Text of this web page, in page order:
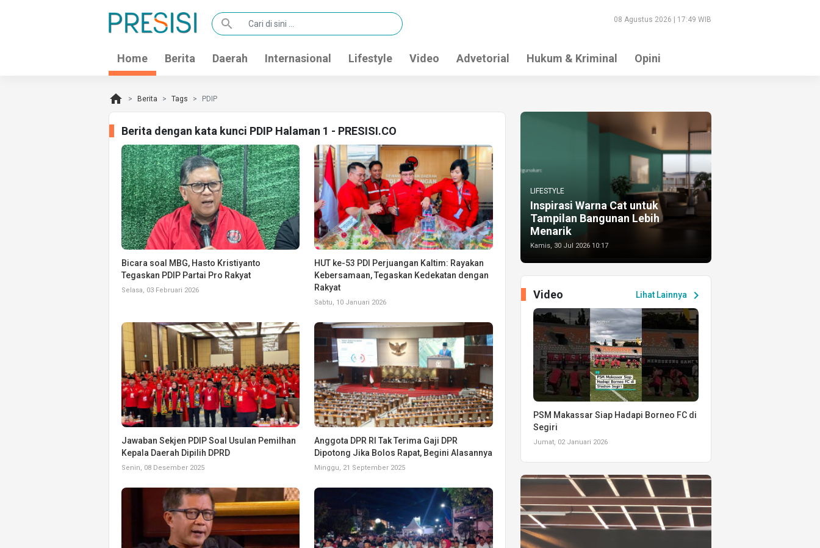
search 08 Agustus 2026 | 17:49 WIB
Home Berita Daerah Internasional Lifestyle Video Advetorial Hukum & Kriminal Opini
home Berita Tags PDIP
Berita dengan kata kunci PDIP Halaman 1 - PRESISI.CO
Bicara soal MBG, Hasto Kristiyanto
Tegaskan PDIP Partai Pro Rakyat
Selasa, 03 Februari 2026
HUT ke-53 PDI Perjuangan Kaltim: Rayakan
Kebersamaan, Tegaskan Kedekatan dengan
Rakyat
Sabtu, 10 Januari 2026
Jawaban Sekjen PDIP Soal Usulan Pemilhan
Kepala Daerah Dipilih DPRD
Senin, 08 Desember 2025
Anggota DPR RI Tak Terima Gaji DPR
Dipotong Jika Bolos Rapat, Begini Alasannya
Minggu, 21 September 2025
LIFESTYLE
Inspirasi Warna Cat untuk
Tampilan Bangunan Lebih
Menarik
Kamis, 30 Jul 2026 10:17
Lihat Lainnya chevron_right
Video
PSM Makassar Siap Hadapi Borneo FC di
Segiri
Jumat, 02 Januari 2026